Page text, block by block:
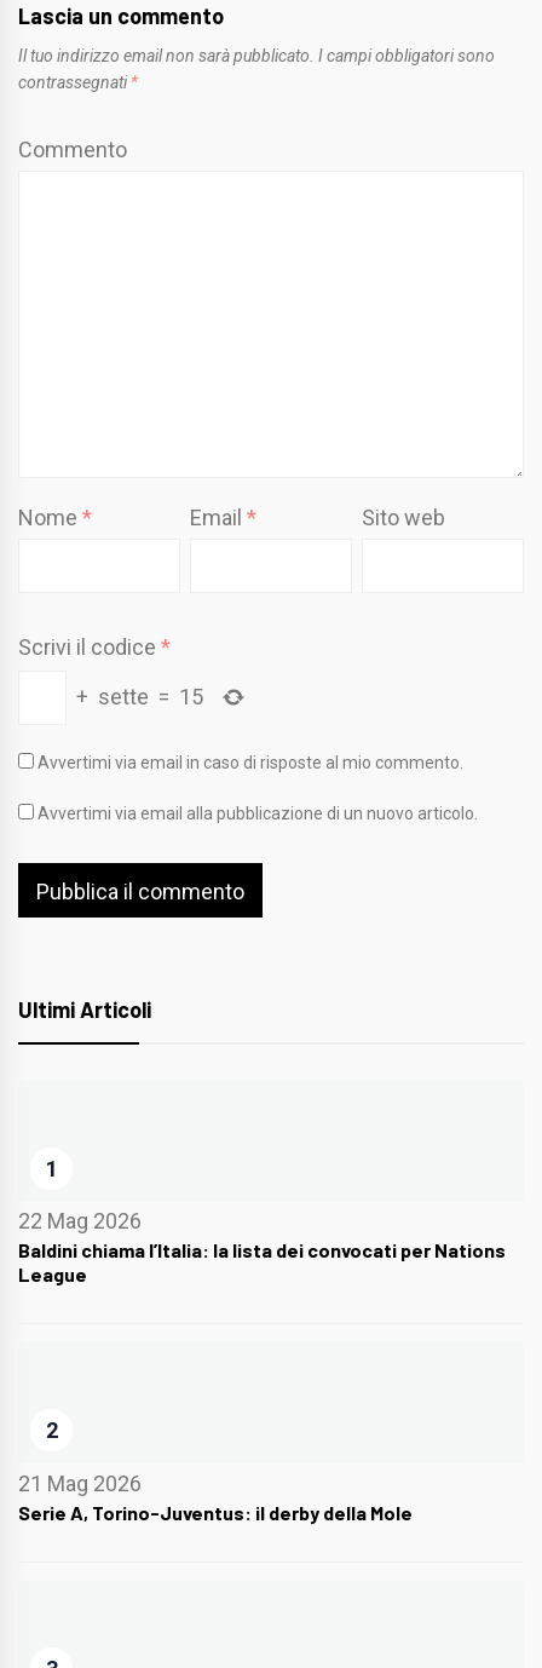
Lascia un commento
Il tuo indirizzo email non sarà pubblicato. I campi obbligatori sono
contrassegnati *
Commento
Nome * Email* Sito web
Scrivi il codice *
+ sette = 15
Avvertimi via email in caso di risposte al mio commento.
Avvertimi via email alla pubblicazione di un nuovo articolo.
Ultimi Articoli
1
22 Mag 2026
Baldini chiama l’Italia: la lista dei convocati per Nations
League
2
21 Mag 2026
Serie A, Torino-Juventus: il derby della Mole